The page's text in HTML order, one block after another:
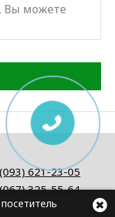
Вы можете
621-23-05
325-55-64